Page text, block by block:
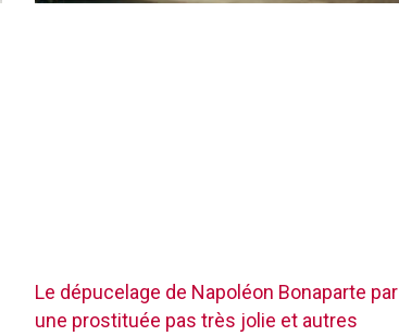
Le dépucelage de Napoléon Bonaparte par
une prostituée pas très jolie et autres